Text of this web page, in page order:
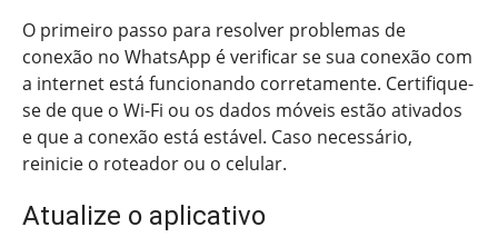
O primeiro passo para resolver problemas de
conexão no WhatsApp é verificar se sua conexão com
a internet está funcionando corretamente. Certifique-
se de que o Wi-Fi ou os dados móveis estão ativados
e que a conexão está estável. Caso necessário,
reinicie o roteador ou o celular.
Atualize o aplicativo